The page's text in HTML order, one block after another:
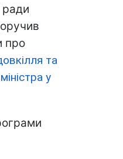
ради
про
та
у